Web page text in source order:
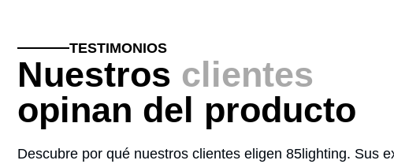
TESTIMONIOS
Nuestros clientes
opinan del producto
Descubre por qué nuestros clientes eligen 85lighting. Sus